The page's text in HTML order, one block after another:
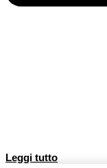
Leggi tutto